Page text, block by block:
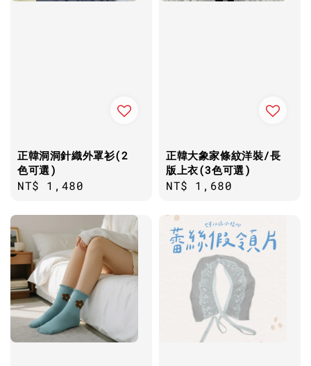
正韓洞洞針織外罩衫(2
色可選)
Regular
NT$ 1,480
正韓大象家條紋洋裝/長
版上衣(3色可選)
Regular
NT$ 1,680